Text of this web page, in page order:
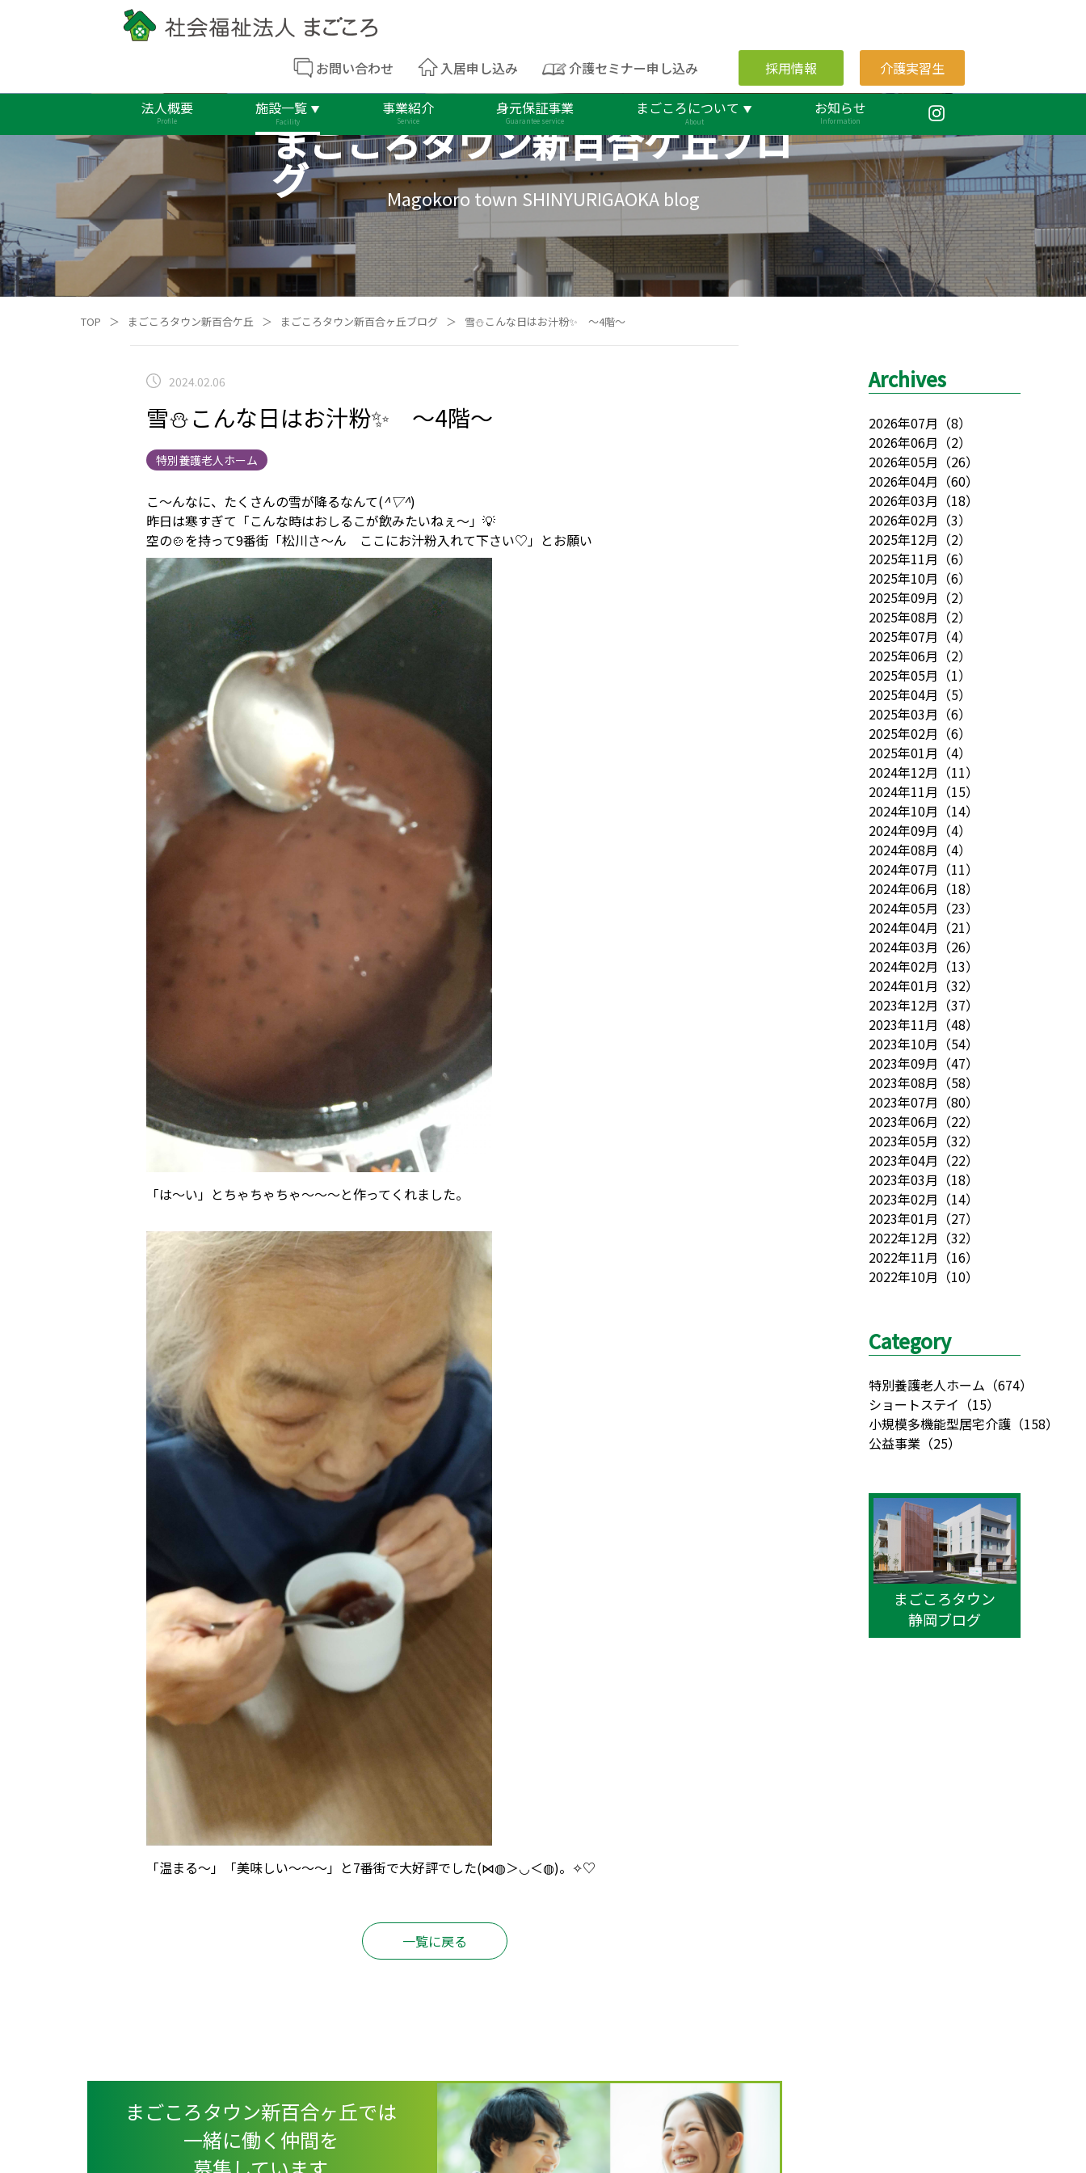
お問い合わせ 入居申し込み 介護セミナー申し込み 採用情報 介護実習生
法人概要
Profile
施設一覧
Facility
事業紹介
Service
身元保証事業
Guarantee service
まごころについて
About
お知らせ
Information
まごころタウン新百合ケ丘ブロ
グ Magokoro town SHINYURIGAOKA blog
TOP ＞ まごころタウン新百合ケ丘 ＞ まごころタウン新百合ヶ丘ブログ ＞ 雪⛄こんな日はお汁粉✨ ～4階～
2024.02.06
雪⛄こんな日はお汁粉✨ ～4階～
特別養護老人ホーム
こ～んなに、たくさんの雪が降るなんて(^▽^)
昨日は寒すぎて「こんな時はおしるこが飲みたいねぇ～」💡
空の🍲を持って9番街「松川さ～ん ここにお汁粉入れて下さい♡」とお願い
「は～い」とちゃちゃちゃ～～～と作ってくれました。
「温まる～」「美味しい～～～」と7番街で大好評でした(⋈◍＞◡＜◍)。✧♡
一覧に戻る
まごころタウン新百合ヶ丘では
一緒に働く仲間を
Archives
2026年07月 （8）
2026年06月 （2）
2026年05月 （26）
2026年04月 （60）
2026年03月 （18）
2026年02月 （3）
2025年12月 （2）
2025年11月 （6）
2025年10月 （6）
2025年09月 （2）
2025年08月 （2）
2025年07月 （4）
2025年06月 （2）
2025年05月 （1）
2025年04月 （5）
2025年03月 （6）
2025年02月 （6）
2025年01月 （4）
2024年12月 （11）
2024年11月 （15）
2024年10月 （14）
2024年09月 （4）
2024年08月 （4）
2024年07月 （11）
2024年06月 （18）
2024年05月 （23）
2024年04月 （21）
2024年03月 （26）
2024年02月 （13）
2024年01月 （32）
2023年12月 （37）
2023年11月 （48）
2023年10月 （54）
2023年09月 （47）
2023年08月 （58）
2023年07月 （80）
2023年06月 （22）
2023年05月 （32）
2023年04月 （22）
2023年03月 （18）
2023年02月 （14）
2023年01月 （27）
2022年12月 （32）
2022年11月 （16）
2022年10月 （10）
Category
特別養護老人ホーム （674）
ショートステイ （15）
小規模多機能型居宅介護 （158）
公益事業 （25）
まごころタウン
静岡ブログ